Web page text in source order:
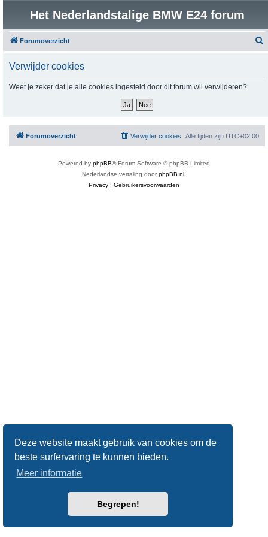
Deze website maakt gebruik van cookies om de
beste surfervaring te kunnen bieden.
Meer informatie
Begrepen!
Het Nederlandstalige BMW E24 forum
Forumoverzicht
Verwijder cookies
Weet je zeker dat je alle cookies ingesteld door dit forum wil verwijderen?
Forumoverzicht Alle tijden zijn UTC+02:00
Verwijder cookies
Powered by phpBB® Forum Software © phpBB Limited
Nederlandse vertaling doorphpBB.nl
Privacy | Gebruikersvoorwaarden